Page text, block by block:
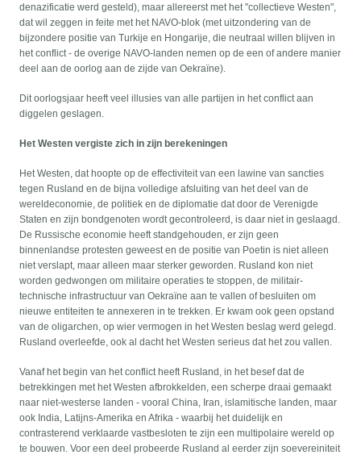
denazificatie werd gesteld), maar allereerst met het "collectieve Westen",
dat wil zeggen in feite met het NAVO-blok (met uitzondering van de
bijzondere positie van Turkije en Hongarije, die neutraal willen blijven in
het conflict - de overige NAVO-landen nemen op de een of andere manier
deel aan de oorlog aan de zijde van Oekraïne).
Dit oorlogsjaar heeft veel illusies van alle partijen in het conflict aan
diggelen geslagen.
Het Westen vergiste zich in zijn berekeningen
Het Westen, dat hoopte op de effectiviteit van een lawine van sancties
tegen Rusland en de bijna volledige afsluiting van het deel van de
wereldeconomie, de politiek en de diplomatie dat door de Verenigde
Staten en zijn bondgenoten wordt gecontroleerd, is daar niet in geslaagd.
De Russische economie heeft standgehouden, er zijn geen
binnenlandse protesten geweest en de positie van Poetin is niet alleen
niet verslapt, maar alleen maar sterker geworden. Rusland kon niet
worden gedwongen om militaire operaties te stoppen, de militair-
technische infrastructuur van Oekraïne aan te vallen of besluiten om
nieuwe entiteiten te annexeren in te trekken. Er kwam ook geen opstand
van de oligarchen, op wier vermogen in het Westen beslag werd gelegd.
Rusland overleefde, ook al dacht het Westen serieus dat het zou vallen.
Vanaf het begin van het conflict heeft Rusland, in het besef dat de
betrekkingen met het Westen afbrokkelden, een scherpe draai gemaakt
naar niet-westerse landen - vooral China, Iran, islamitische landen, maar
ook India, Latijns-Amerika en Afrika - waarbij het duidelijk en
contrasterend verklaarde vastbesloten te zijn een multipolaire wereld op
te bouwen. Voor een deel probeerde Rusland al eerder zijn soevereiniteit